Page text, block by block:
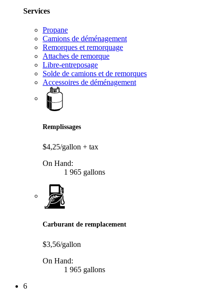
Services
Propane
Camions de déménagement
Remorques et remorquage
Attaches de remorque
Libre-entreposage
Solde de camions et de remorques
Accessoires de déménagement
Remplissages
$4,25/gallon + tax
On Hand:
1 965 gallons
Carburant de remplacement
$3,56/gallon
On Hand:
1 965 gallons
6